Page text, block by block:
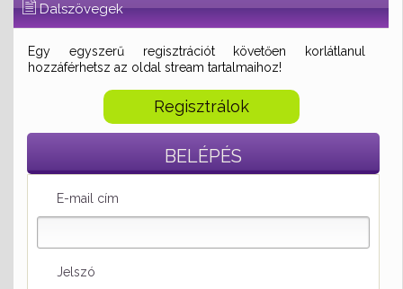
Dalszövegek
Egy egyszerű regisztrációt követően korlátlanul
hozzáférhetsz az oldal stream tartalmaihoz!
Regisztrálok
BELÉPÉS
E-mail cím
Jelszó